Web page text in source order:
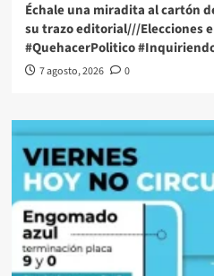
Échale una miradita al cartón
su trazo editorial///Elecciones
#QuehacerPolitico
7 agosto, 2026 0